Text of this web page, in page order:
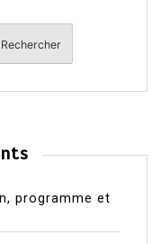
Rechercher
programme et